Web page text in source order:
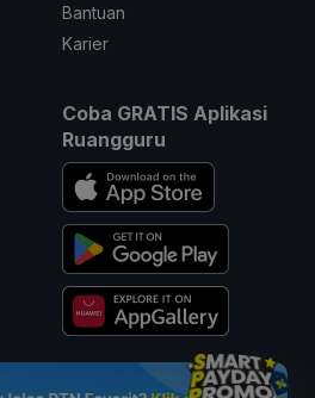
Bantuan
Karier
Coba GRATIS Aplikasi
Ruangguru